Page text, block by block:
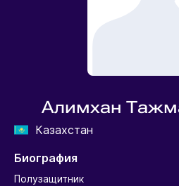
Алимхан
Казахстан
Биография
Полузащитник